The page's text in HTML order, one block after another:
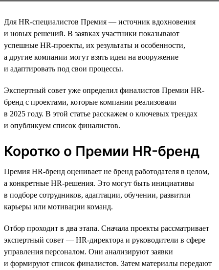
Для HR-специалистов Премия — источник вдохновения
и новых решений. В заявках участники показывают
успешные HR-проекты, их результаты и особенности,
а другие компании могут взять идеи на вооружение
и адаптировать под свои процессы.
Экспертный совет уже определил финалистов Премии HR-
бренд с проектами, которые компании реализовали
в 2025 году. В этой статье расскажем о ключевых трендах
и опубликуем список финалистов.
Коротко о Премии HR-бренд
Премия HR-бренд оценивает не бренд работодателя в целом,
а конкретные HR-решения. Это могут быть инициативы
в подборе сотрудников, адаптации, обучении, развитии
карьеры или мотивации команд.
Отбор проходит в два этапа. Сначала проекты рассматривает
экспертный совет — HR-директора и руководители в сфере
управления персоналом. Они анализируют заявки
и формируют список финалистов. Затем материалы передают